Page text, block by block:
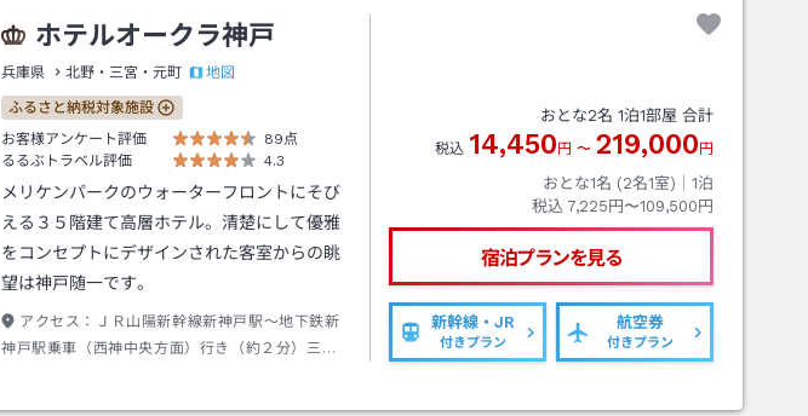
ホテルオークラ神戸
兵庫県 北野・三宮・元町 地図
ふるさと納税対象施設
お客様アンケート評価
89点
るるぶトラベル評価
4.3
メリケンパークのウォーターフロントにそび
える３５階建て高層ホテル。清楚にして優雅
をコンセプトにデザインされた客室からの眺
望は神戸随一です。
アクセス：
ＪＲ山陽新幹線新神戸駅～地下鉄新
神戸駅乗車（西神中央方面）行き（約２分）三宮
おとな2名 1泊1部屋 合計
税込 14,450 円 〜 219,000 円
おとな1名 (2名1室)｜ 1泊
税込 7,225円〜109,500円
宿泊プランを見る
新幹線・JR
付きプラン
航空券
付きプラン